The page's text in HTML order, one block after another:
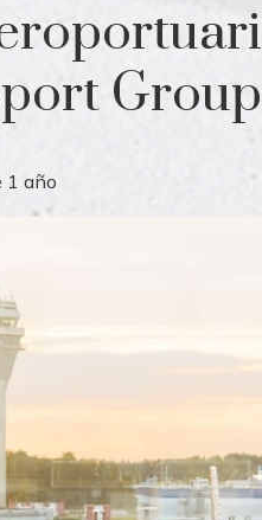
Group
1 año